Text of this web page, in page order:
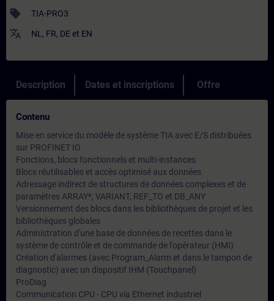
sell TIA-PRO3
translate NL , FR, DE et EN
Description Dates et inscriptions Offre
Contenu
Mise en service du modèle de système TIA avec E/S distribuées
sur PROFINET IO
Fonctions, blocs fonctionnels et multi-instances
Blocs réutilisables et accès optimisé aux données
Adressage indirect de structures de données complexes et de
paramètres ARRAY*, VARIANT, REF_TO et DB_ANY
Versionnement des blocs dans les bibliothèques de projet et les
bibliothèques globales
Administration d'une base de données de recettes dans le
système de contrôle et de commande de l'opérateur (HMI)
Création d'alarmes (avec Program_Alarm et dans le tampon de
diagnostic) avec un dispositif IHM (Touchpanel)
ProDiag
Communication CPU - CPU via Ethernet industriel